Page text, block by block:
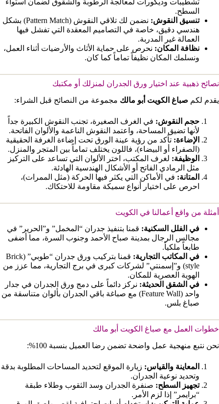
السطح.
تنسيق النقوش:
نضمن لك تلاقي النقوش (Pattern Match) بشكل
هندسي دقيق، خاصة في التصاميم المعقدة التي تفشل فيها
العمالة غير المدربة.
نظافة المكان: نحرص على حماية الأثاث والأرضيات أثناء العمل،
ونسلمك المكان نظيفاً تماماً كما كان.
نصائح ذهبية عند اختيار ورق الجدران لمنزلك أو مكتبك
يقدم لكم صباغ الكويت أبو مالك مجموعة من النصائح قبل الشراء:
حجم النقوش: في الغرف الصغيرة، تجنب النقوش الكبيرة جداً
لأنها تضيق المساحة، واعتمد النقوش الناعمة والألوان الفاتحة.
الإضاءة: تأكد من رؤية عينة الورق تحت إضاءة الغرفة الحقيقية
(الصفراء أو البيضاء)، فاللون يختلف تماماً بين المتجر والمنزل.
الوظيفة: لغرف المكتب، اختر الألوان التي تساعد على التركيز
مثل الرمادي الفاتح أو الأشكال الهندسية الهادئة.
المتانة: في الأماكن التي يكثر فيها الحركة (مثل الممرات)،
احرص على اختيار أنواع سميكة مقاومة للاحتكاك.
أمثلة من واقع أعمالنا في الكويت
في الفلل السكنية: قمنا بتنفيذ جدران “المخمل” و”الحرير” في
مجالس الرجال بمدينة صباح الأحمد وجنوب السرة، مما أضفى
طابعاً ملكياً.
في المكاتب التجارية:
قمنا بتركيب ورق جدران “طوبي” (Brick
style) و”إسمنتي” لشركات كبرى في برج التجارية، مما عزز من
الهوية العصرية للمكان.
في الشقق الحديثة: نركز دائماً على دمج ورق الجدران في جدار
واحد (Feature Wall) مع صباغة باقي الجدران بألوان متناسقة من
صباغ بلس.
خطوات العمل مع صباغ الكويت أبو مالك
نحن نتبع منهجية عمل واضحة تضمن رضا العميل بنسبة 100%:
المعاينة والقياس: زيارة الموقع لتحديد المساحات المطلوبة بدقة
وتحديد نوعية الجدران.
تجهيز السطح: صنفرة الجدران وسد الثقوب وطلاء طبقة
“برايمر” إذا لزم الأمر.